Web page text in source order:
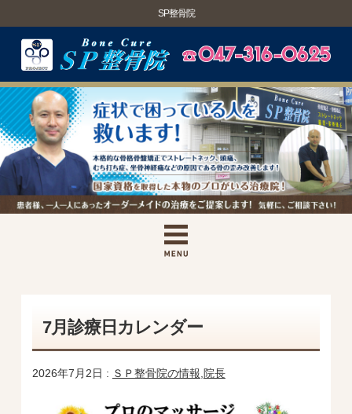
SP整骨院
7月診療日カレンダー
2026年7月2日 : ＳＰ整骨院の情報,院長